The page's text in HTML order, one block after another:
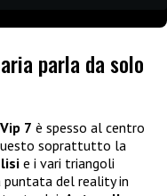
parla da solo
7 è spesso al centro
soprattutto la
e i vari triangoli
puntata del reality in